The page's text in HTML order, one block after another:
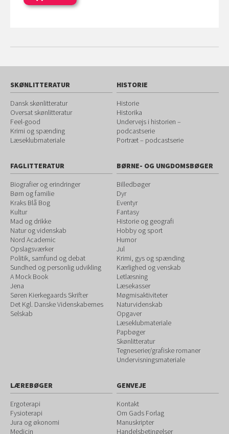
SKØNLITTERATUR
Dansk skønlitteratur
Oversat skønlitteratur
Feel-good
Krimi og spænding
Læseklubmateriale
HISTORIE
Historie
Historika
Undervejs i historien –
podcastserie
Portræt – podcastserie
FAGLITTERATUR
Biografier og erindringer
Børn og familie
Kraks Blå Bog
Kultur
Mad og drikke
Natur og videnskab
Nord Academic
Opslagsværker
Politik, samfund og debat
Sundhed og personlig udvikling
A Mock Book
Jena
Søren Kierkegaards Skrifter
Det Kgl. Danske Videnskabernes
Selskab
BØRNE- OG UNGDOMSBØGER
Billedbøger
Dyr
Eventyr
Fantasy
Historie og geografi
Hobby og sport
Humor
Jul
Krimi, gys og spænding
Kærlighed og venskab
Letlæsning
Læsekasser
Møgmisaktiviteter
Naturvidenskab
Opgaver
Læseklubmateriale
Papbøger
Skønlitteratur
Tegneserier/grafiske romaner
Undervisningsmateriale
LÆREBØGER
Ergoterapi
Fysioterapi
Jura og økonomi
Medicin
GENVEJE
Kontakt
Om Gads Forlag
Manuskripter
Handelsbetingelser